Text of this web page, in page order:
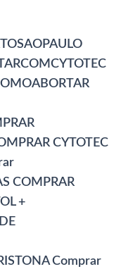
CYTOTEC
COMPRAR
+
Comprar